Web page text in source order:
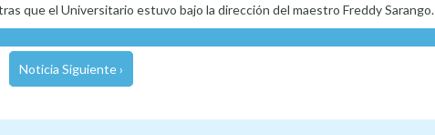
que el Universitario estuvo bajo la dirección del maestro Freddy Sarango.
Noticia Siguiente ›